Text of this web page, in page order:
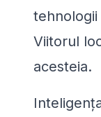
Viitorul
acesteia.